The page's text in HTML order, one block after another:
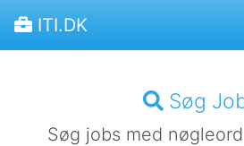
ITI.DK
Søg
Søg jobs med